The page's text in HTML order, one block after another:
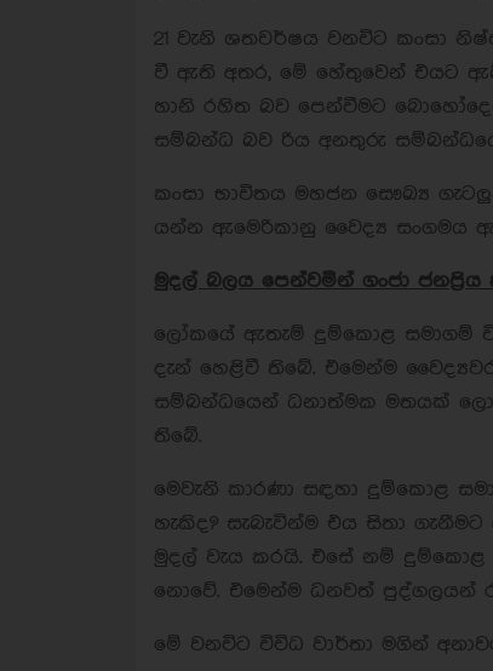
21 වැනි ශතවර්ෂය වනවිට කංසා
වී ඇති අතර, මේ හේතුවෙන් එයට
හානි රහිත බව පෙන්වීමට
සම්බන්ධ බව රිය අනතුරු
කංසා භාවිතය මහජන සෞඛ්‍ය
යන්න ඇමෙරිකානු වෛද්‍ය සංගමය
මුදල් බලය පෙන්වමින් ගංජා ජනප්‍රිය
ලෝකයේ ඇතැම් දුම්කොළ සමාගම්
දැන් හෙළිවී තිබේ. එමෙන්ම
සම්බන්ධයෙන් ධනාත්මක මතයක්
තිබේ.
මෙවැනි කාරණා සඳහා දුම්කොළ
හැකිද? සැබැවින්ම එය සිතා
මුදල් වැය කරයි. එසේ නම්
නොවේ. එමෙන්ම ධනවත් පුද්ගලයන්
මේ වනවිට විවිධ වාර්තා මගින්